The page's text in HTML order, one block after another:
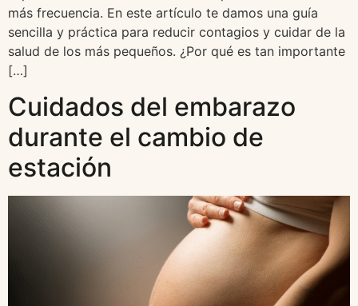
más frecuencia. En este artículo te damos una guía
sencilla y práctica para reducir contagios y cuidar de la
salud de los más pequeños. ¿Por qué es tan importante
[…]
Cuidados del embarazo
durante el cambio de
estación